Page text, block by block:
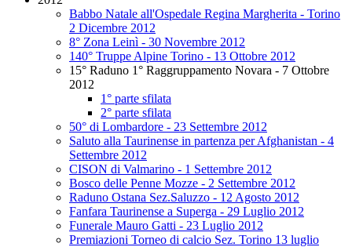
Babbo Natale all'Ospedale Regina Margherita - Torino
2 Dicembre 2012
8° Zona Leinì - 30 Novembre 2012
140° Truppe Alpine Torino - 13 Ottobre 2012
15° Raduno 1° Raggruppamento Novara - 7 Ottobre
2012
1° parte sfilata
2° parte sfilata
50° di Lombardore - 23 Settembre 2012
Saluto alla Taurinense in partenza per Afghanistan - 4
Settembre 2012
CISON di Valmarino - 1 Settembre 2012
Bosco delle Penne Mozze - 2 Settembre 2012
Raduno Ostana Sez.Saluzzo - 12 Agosto 2012
Fanfara Taurinense a Superga - 29 Luglio 2012
Funerale Mauro Gatti - 23 Luglio 2012
Premiazioni Torneo di calcio Sez. Torino 13 luglio